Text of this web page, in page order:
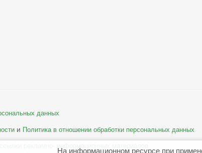
данных
и Политика в отношении обработки персональных данных
На информационном ресурсе при